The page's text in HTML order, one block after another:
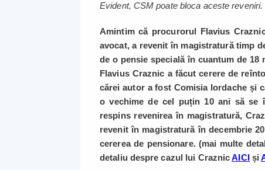
Evident, CSM poate bloca aceste
Amintim că procurorul Flavius
avocat, a revenit în magistratură timp
de o pensie specială în cuantum de 18
Flavius Craznic a făcut cerere de
cărei autor a fost Comisia Iordache și
o vechime de cel puțin 10 ani să se
respins revenirea în magistratură,
revenit în magistratură în decembrie
cererea de pensionare. (mai multe
detaliu despre cazul lui CraznicAICIși